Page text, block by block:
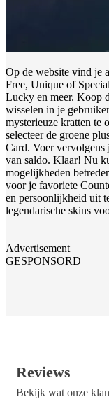
Op de website vind je
Free, Unique of
Lucky en meer. Koop
wisselen in je
mysterieuze kratten te
selecteer de groene
Card. Voer vervolgens
van saldo. Klaar! Nu
mogelijkheden
voor je favoriete
en persoonlijkheid uit
legendarische skins
Advertisement
GESPONSORD
Reviews
Bekijk wat onze